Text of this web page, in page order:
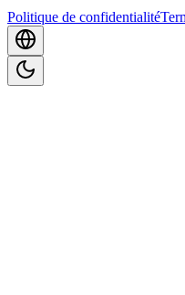
Politique de confidentialité